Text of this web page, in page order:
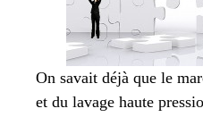
On savait déjà que le
et du lavage haute